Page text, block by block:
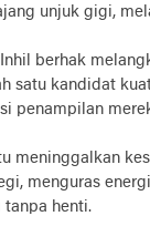
unjuk gigi,
berhak
satu kandidat
penampilan
meninggalkan
menguras
tanpa henti.